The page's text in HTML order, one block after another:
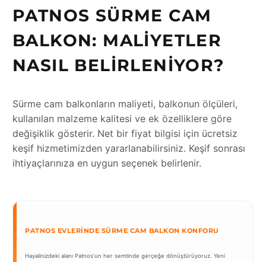
PATNOS SÜRME CAM
BALKON: MALIYETLER
NASIL BELIRLENIYOR?
Sürme cam balkonların maliyeti, balkonun ölçüleri,
kullanılan malzeme kalitesi ve ek özelliklere göre
değişiklik gösterir. Net bir fiyat bilgisi için ücretsiz
keşif hizmetimizden yararlanabilirsiniz. Keşif sonrası
ihtiyaçlarınıza en uygun seçenek belirlenir.
PATNOS EVLERINDE SÜRME CAM BALKON KONFORU
Hayalinizdeki alanı Patnos’un her semtinde gerçeğe dönüştürüyoruz. Yeni